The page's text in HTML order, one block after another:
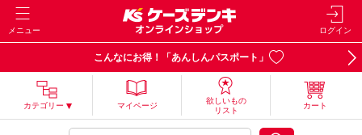
メニュー ログイン
こんなにお得！「あんしんパスポート」
カテゴリー マイページ
欲しいもの
リスト
カート